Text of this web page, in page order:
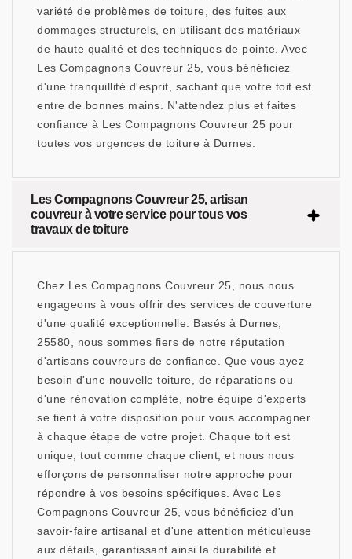
variété de problèmes de toiture, des fuites aux
dommages structurels, en utilisant des matériaux
de haute qualité et des techniques de pointe. Avec
Les Compagnons Couvreur 25, vous bénéficiez
d'une tranquillité d'esprit, sachant que votre toit est
entre de bonnes mains. N'attendez plus et faites
confiance à Les Compagnons Couvreur 25 pour
toutes vos urgences de toiture à Durnes.
Les Compagnons Couvreur 25, artisan
couvreur à votre service pour tous vos
travaux de toiture
Chez Les Compagnons Couvreur 25, nous nous
engageons à vous offrir des services de couverture
d'une qualité exceptionnelle. Basés à Durnes,
25580, nous sommes fiers de notre réputation
d'artisans couvreurs de confiance. Que vous ayez
besoin d'une nouvelle toiture, de réparations ou
d'une rénovation complète, notre équipe d'experts
se tient à votre disposition pour vous accompagner
à chaque étape de votre projet. Chaque toit est
unique, tout comme chaque client, et nous nous
efforçons de personnaliser notre approche pour
répondre à vos besoins spécifiques. Avec Les
Compagnons Couvreur 25, vous bénéficiez d'un
savoir-faire artisanal et d'une attention méticuleuse
aux détails, garantissant ainsi la durabilité et